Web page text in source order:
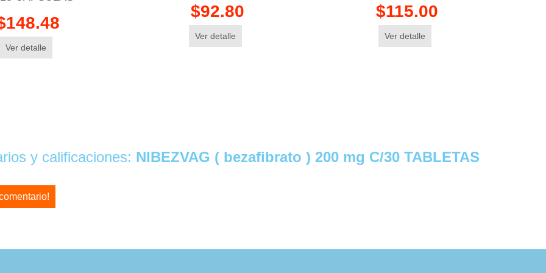
Ver detalle
$92.80
Ver detalle
$115.00
Ver detalle
y calificaciones: NIBEZVAG ( bezafibrato ) 200 mg C/30 TABLETAS